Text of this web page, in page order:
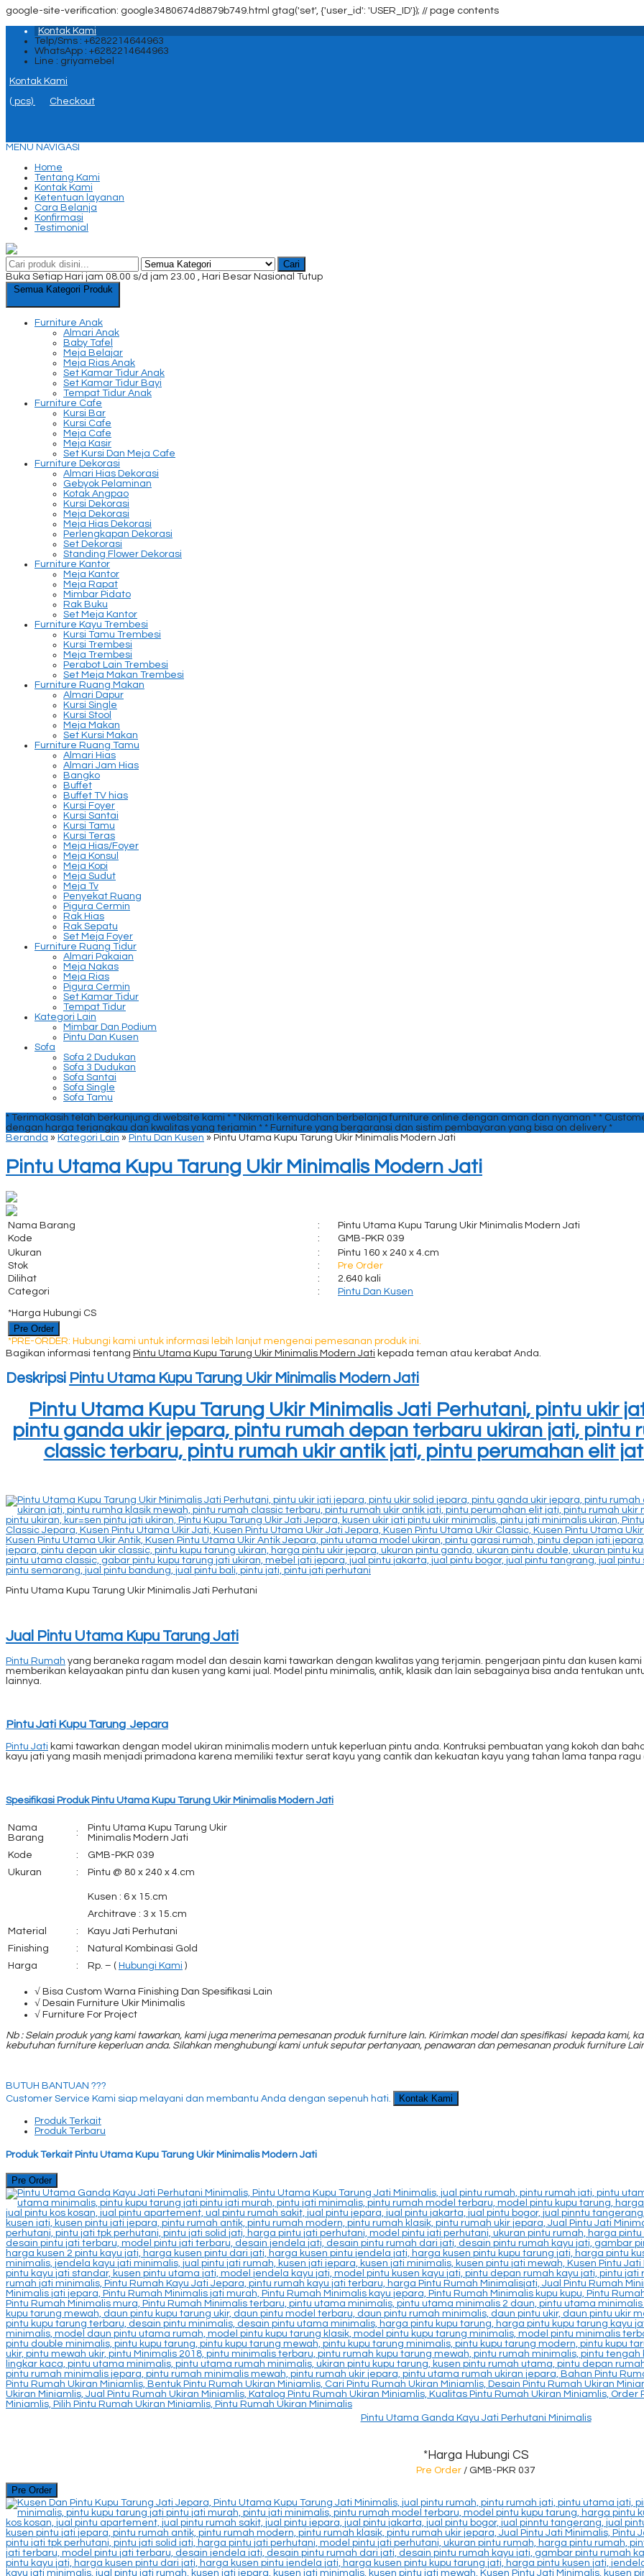
google-site-verification: google3480674d8879b749.html gtag('set', {'user_id': 'USER_ID'}); // page contents
Kontak Kami
Telp/Sms : +6282214644963
WhatsApp : +6282214644963
Line : griyamebel
Kontak Kami
( pcs) Checkout
MENU NAVIGASI
Home
Tentang Kami
Kontak Kami
Ketentuan layanan
Cara Belanja
Konfirmasi
Testimonial
Cari
Buka Setiap Hari jam 08.00 s/d jam 23.00 , Hari Besar Nasional Tutup
Semua Kategori Produk
Furniture Anak
Almari Anak
Baby Tafel
Meja Belajar
Meja Rias Anak
Set Kamar Tidur Anak
Set Kamar Tidur Bayi
Tempat Tidur Anak
Furniture Cafe
Kursi Bar
Kursi Cafe
Meja Cafe
Meja Kasir
Set Kursi Dan Meja Cafe
Furniture Dekorasi
Almari Hias Dekorasi
Gebyok Pelaminan
Kotak Angpao
Kursi Dekorasi
Meja Dekorasi
Meja Hias Dekorasi
Perlengkapan Dekorasi
Set Dekorasi
Standing Flower Dekorasi
Furniture Kantor
Meja Kantor
Meja Rapat
Mimbar Pidato
Rak Buku
Set Meja Kantor
Furniture Kayu Trembesi
Kursi Tamu Trembesi
Kursi Trembesi
Meja Trembesi
Perabot Lain Trembesi
Set Meja Makan Trembesi
Furniture Ruang Makan
Almari Dapur
Kursi Single
Kursi Stool
Meja Makan
Set Kursi Makan
Furniture Ruang Tamu
Almari Hias
Almari Jam Hias
Bangko
Buffet
Buffet TV hias
Kursi Foyer
Kursi Santai
Kursi Tamu
Kursi Teras
Meja Hias/Foyer
Meja Konsul
Meja Kopi
Meja Sudut
Meja Tv
Penyekat Ruang
Pigura Cermin
Rak Hias
Rak Sepatu
Set Meja Foyer
Furniture Ruang Tidur
Almari Pakaian
Meja Nakas
Meja Rias
Pigura Cermin
Set Kamar Tidur
Tempat Tidur
Kategori Lain
Mimbar Dan Podium
Pintu Dan Kusen
Sofa
Sofa 2 Dudukan
Sofa 3 Dudukan
Sofa Santai
Sofa Single
Sofa Tamu
* Terimakasih telah berkunjung di website kami * * Nikmati kemudahan berbelanja furniture online dengan aman dan nyaman * *
dengan harga terjangkau dan kwalitas yang terjamin * * Furniture yang bergaransi dan sistim pembayaran yang bisa on delivery *
Beranda » Kategori Lain » Pintu Dan Kusen » Pintu Utama Kupu Tarung Ukir Minimalis Modern Jati
Pintu Utama Kupu Tarung Ukir Minimalis Modern Jati
Nama Barang :
Pintu Utama Kupu Tarung Ukir Minimalis Modern Jati
Kode
:
GMB-PKR 039
Ukuran
:
Pintu 160 x 240 x 4.cm
Stok
:
Pre Order
Dilihat
:
2.640 kali
Categori
: Pintu Dan Kusen
*Harga Hubungi CS
Pre Order
*PRE-ORDER: Hubungi kami untuk informasi lebih lanjut mengenai pemesanan produk ini.
Bagikan informasi tentang Pintu Utama Kupu Tarung Ukir Minimalis Modern Jati kepada teman atau kerabat Anda.
Deskripsi Pintu Utama Kupu Tarung Ukir Minimalis Modern Jati
Pintu Utama Kupu Tarung Ukir Minimalis Jati Perhutani, pintu ukir
pintu ganda ukir jepara, pintu rumah depan terbaru ukiran jati, pintu
classic terbaru, pintu rumah ukir antik jati, pintu perumahan elit
Pintu Utama Kupu Tarung Ukir Minimalis Jati Perhutani
Jual Pintu Utama Kupu Tarung Jati
Pintu Rumah yang beraneka ragam model dan desain kami tawarkan dengan kwalitas yang terjamin. pengerjaan pintu dan kusen
memberikan kelayaakan pintu dan kusen yang kami jual. Model pintu minimalis, antik, klasik dan lain sebagainya bisa anda tentukan
lainnya.
Pintu Jati Kupu Tarung Jepara
Pintu Jati kami tawarkan dengan model ukiran minimalis modern untuk keperluan pintu anda. Kontruksi pembuatan yang kokoh dan
kayu jati yang masih menjadi primadona karena memiliki textur serat kayu yang cantik dan kekuatan kayu yang tahan lama tanpa
Spesifikasi Produk Pintu Utama Kupu Tarung Ukir Minimalis Modern Jati
Nama
Barang
:
Pintu Utama Kupu Tarung Ukir
Minimalis Modern Jati
Kode
:
GMB-PKR 039
Ukuran
: Pintu @ 80 x 240 x 4.cm
Kusen : 6 x 15.cm
Architrave : 3 x 15.cm
Material
:
Kayu Jati Perhutani
Finishing
:
Natural Kombinasi Gold
Harga
: Rp. – ( Hubungi Kami )
√ Bisa Custom Warna Finishing Dan Spesifikasi Lain
√ Desain Furniture Ukir Minimalis
√ Furniture For Project
Nb : Selain produk yang kami tawarkan, kami juga menerima pemesanan produk furniture lain. Kirimkan model dan spesifikasi kepada kami,
kebutuhan furniture keperluan anda. Silahkan menghubungi kami untuk seputar pertanyaan, penawaran dan pemesanan produk furniture
BUTUH BANTUAN ???
Customer Service Kami siap melayani dan membantu Anda dengan sepenuh hati.
Kontak Kami
Produk Terkait
Produk Terbaru
Produk Terkait Pintu Utama Kupu Tarung Ukir Minimalis Modern Jati
Pre Order
Pintu Utama Ganda Kayu Jati Perhutani Minimalis
*Harga Hubungi CS
Pre Order / GMB-PKR 037
Pre Order